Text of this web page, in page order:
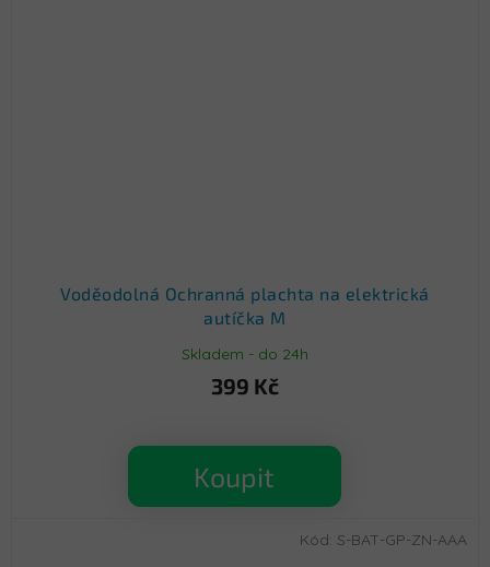
Voděodolná Ochranná plachta na elektrická
autíčka M
Skladem - do 24h
399 Kč
Koupit
Kód: S-BAT-GP-ZN-AAA